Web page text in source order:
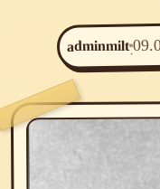
adminmilt
·